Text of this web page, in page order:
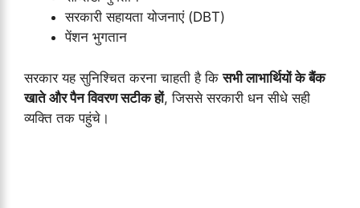
सरकारी सहायता योजनाएं (DBT)
पेंशन भुगतान
सरकार यह सुनिश्चित करना चाहती है किसभी लाभार्थियों के बैंक
खाते और पैन विवरण सटीक हों, जिससे सरकारी धन सीधे सही
व्यक्ति तक पहुंचे।